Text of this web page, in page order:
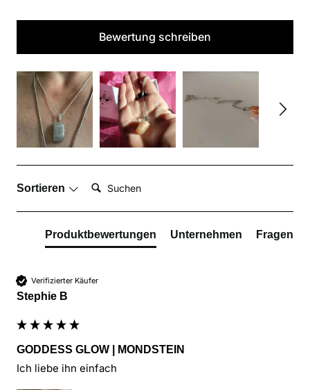
Bewertung schreiben
Sortieren Suchen:
Produktbewertungen Unternehmen Fragen
Verifizierter Käufer
Stephie B
GODDESS GLOW | MONDSTEIN
Ich liebe ihn einfach